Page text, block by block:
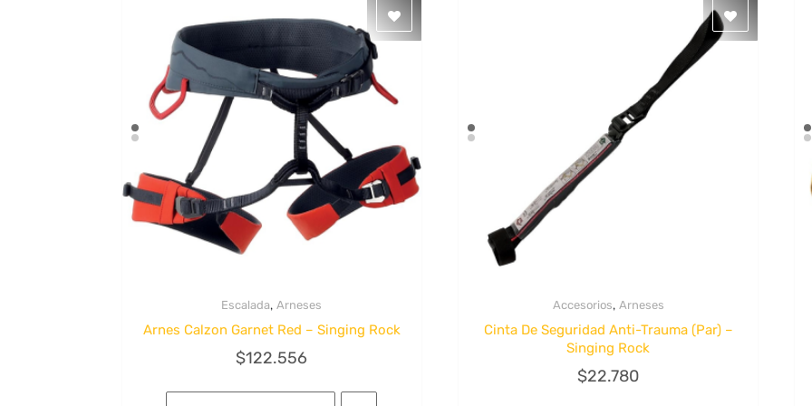
Escalada,Arneses
Arnes Calzon Garnet Red – Singing Rock
$122.556
Este
Accesorios, Arneses
Cinta De Seguridad Anti-Trauma (Par) –
Singing Rock
$22.780